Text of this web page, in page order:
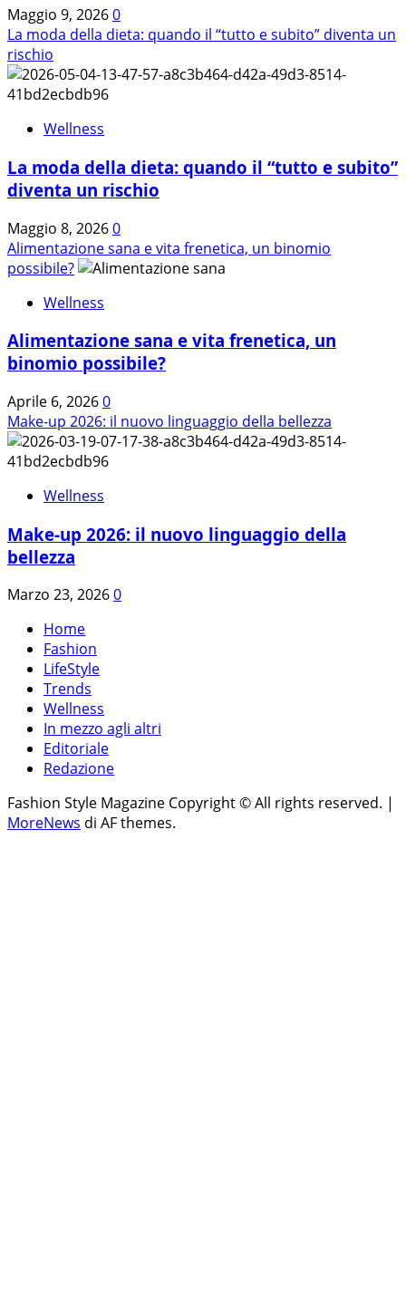
a
tavola.
Maggio 9, 20260
La moda della dieta: quando il “tutto e subito” diventa un
rischio
Wellness
La moda della dieta: quando il “tutto e subito”
diventa un rischio
Maggio 8, 20260
Alimentazione sana e vita frenetica, un binomio
possibile?
Wellness
Alimentazione sana e vita frenetica, un
binomio possibile?
Aprile 6, 20260
Make-up 2026: il nuovo linguaggio della bellezza
Wellness
Make-up 2026: il nuovo linguaggio della
bellezza
Marzo 23, 20260
Home
Fashion
LifeStyle
Trends
Wellness
In mezzo agli altri
Editoriale
Redazione
Fashion Style Magazine Copyright © All rights reserved. |
MoreNews di AF themes.